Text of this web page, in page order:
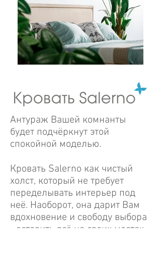
Кровать Salerno от Catarina
Ricci
Антураж Вашей комнанты
будет подчёркнут этой
спокойной моделью.
Кровать Salerno как чистый
холст, который не требует
переделывать интерьер под
неё. Наоборот, она дарит Вам
вдохновение и свободу выбора
- оставить всё на своих местах